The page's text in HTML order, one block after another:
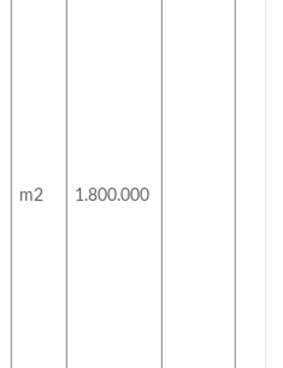
m2 1.800.000